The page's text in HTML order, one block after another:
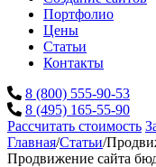
Портфолио
Цены
Статьи
Контакты
8 (800) 555-90-53
8 (495) 165-55-90
Рассчитать стоимость
Главная/Статьи/
Продвижение сайта